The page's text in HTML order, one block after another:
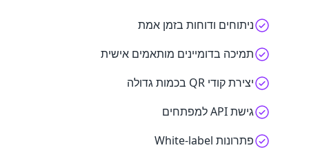
ניתוחים ודוחות בזמן אמת
תמיכה בדומיינים מותאמים אישית
יצירת קודי QR בכמות גדולה
גישת API למפתחים
פתרונות White-label